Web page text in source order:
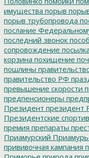
имущества порыв
порыв трубопровода
послание
последний звонок
сопровождение посылка
корзина похищение
пошлины
правительство РФ
превышение скорости
предпенсионеры
Президент президент
Президентские
премия препараты
Приамурский
прививочная кампания